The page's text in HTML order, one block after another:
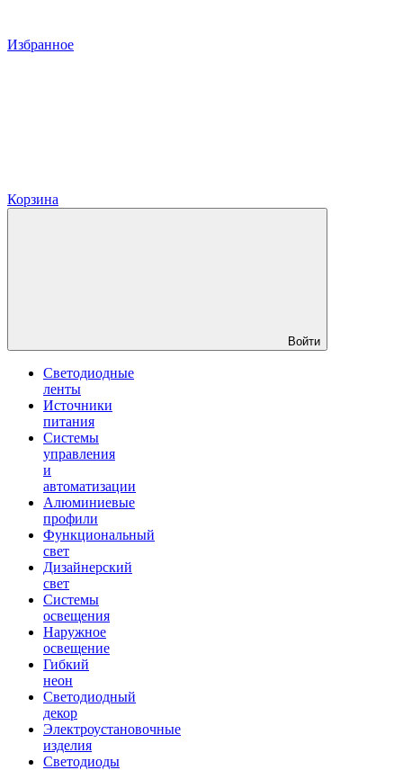
Избранное
Корзина
Войти
Светодиодные
ленты
Источники
питания
Системы
управления
и
автоматизации
Алюминиевые
профили
Функциональный
свет
Дизайнерский
свет
Системы
освещения
Наружное
освещение
Гибкий
неон
Светодиодный
декор
Электроустановочные
изделия
Светодиоды